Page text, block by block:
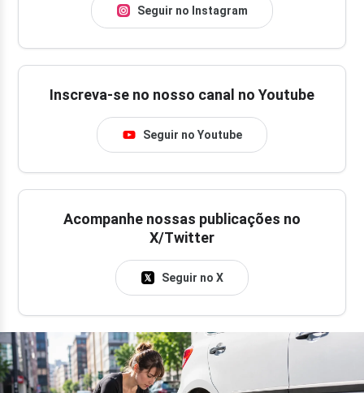
Seguir no Instagram
Inscreva-se no nosso canal no Youtube
Seguir no Youtube
Acompanhe nossas publicações no
X/Twitter
Seguir no X